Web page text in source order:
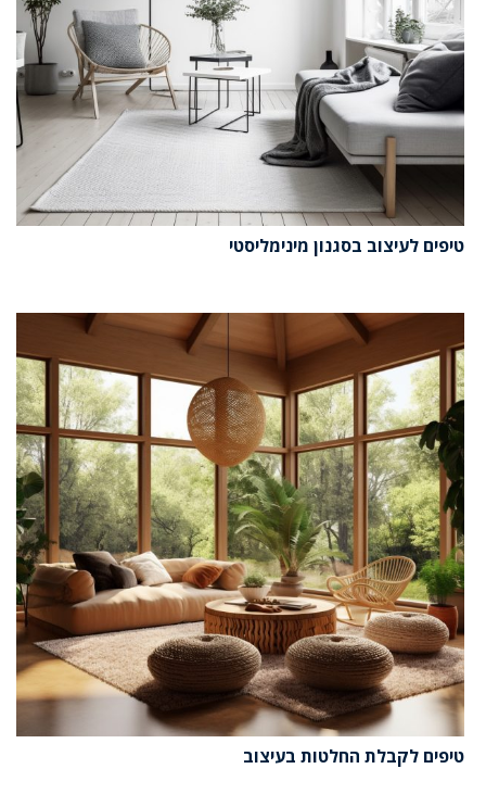
טיפים לעיצוב בסגנון מינימליסטי
טיפים לקבלת החלטות בעיצוב